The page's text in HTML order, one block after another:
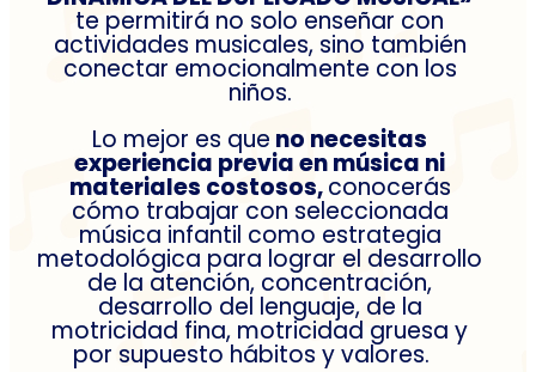
te permitirá no solo enseñar con
actividades musicales, sino también
conectar emocionalmente con los
niños.
Lo mejor es que no necesitas
experiencia previa en música ni
materiales costosos,conocerás
cómo trabajar con seleccionada
música infantil como estrategia
metodológica para lograr el desarrollo
de la atención, concentración,
desarrollo del lenguaje, de la
motricidad fina, motricidad gruesa y
por supuesto hábitos y valores.